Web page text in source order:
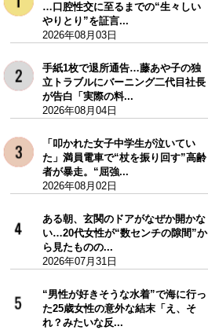
…口腔性交に至るまでの“生々しい
やりとり”を証言...
2026年08月03日
手紙1枚で退所通告…藤あや子の独
立トラブルにバーニング二代目社長
が告白「実際の料...
2026年08月04日
「叩かれた女子中学生が泣いてい
た」満員電車で“杖を振り回す”高齢
者が暴走。“屈強...
2026年08月02日
ある朝、玄関のドアがなぜか開かな
い…20代女性が“数センチの隙間”か
ら見たものの...
2026年07月31日
“男性が好きそうな水着”で海に行っ
た25歳女性の意外な結末「え、そ
れ？みたいな反...